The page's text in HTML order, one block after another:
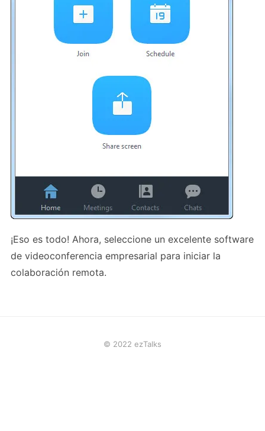
¡Eso es todo! Ahora, seleccione un excelente software
de videoconferencia empresarial para iniciar la
colaboración remota.
© 2022 ezTalks